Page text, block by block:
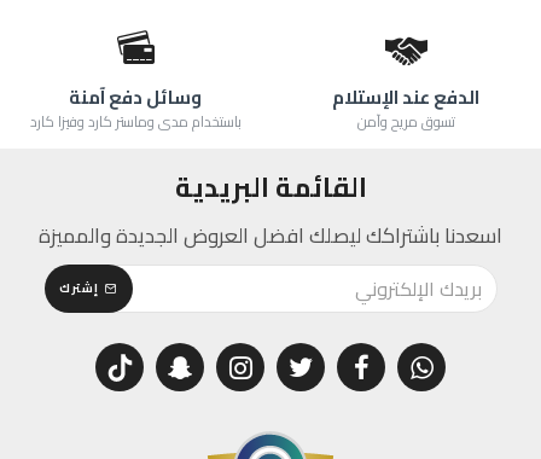
الدفع عند الإستلام
تسوق مريح وآمن
وسائل دفع آمنة
باستخدام مدى وماستر كارد وفيزا كارد
القائمة البريدية
اسعدنا باشتراكك ليصلك افضل العروض الجديدة والمميزة
إشترك